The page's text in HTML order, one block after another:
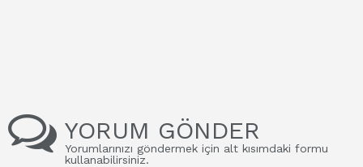
YORUM GÖNDER
Yorumlarınızı göndermek için alt kısımdaki formu
kullanabilirsiniz.